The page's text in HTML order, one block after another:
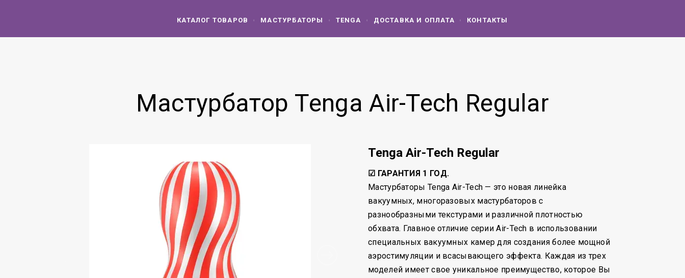
КАТАЛОГ ТОВАРОВ МАСТУРБАТОРЫ TENGA ДОСТАВКА И ОПЛАТА КОНТАКТЫ
Мастурбатор Tenga Air-Tech Regular
Tenga Air-Tech Regular
☑ ГАРАНТИЯ 1 ГОД.
Мастурбаторы Tenga Air-Tech — это новая линейка
вакуумных, многоразовых мастурбаторов с
разнообразными текстурами и различной плотностью
обхвата. Главное отличие серии Air-Tech в использовании
специальных вакуумных камер для создания более мощной
аэростимуляции и всасывающего эффекта. Каждая из трех
моделей имеет свое уникальное преимущество, которое Вы